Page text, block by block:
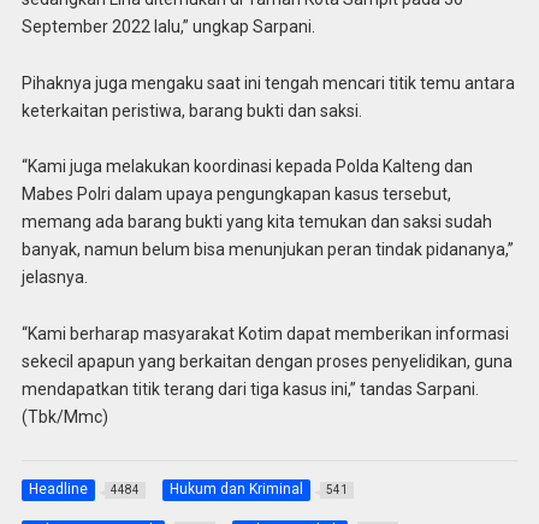
September 2022 lalu,” ungkap Sarpani.
Pihaknya juga mengaku saat ini tengah mencari titik temu antara
keterkaitan peristiwa, barang bukti dan saksi.
“Kami juga melakukan koordinasi kepada Polda Kalteng dan
Mabes Polri dalam upaya pengungkapan kasus tersebut,
memang ada barang bukti yang kita temukan dan saksi sudah
banyak, namun belum bisa menunjukan peran tindak pidananya,”
jelasnya.
“Kami berharap masyarakat Kotim dapat memberikan informasi
sekecil apapun yang berkaitan dengan proses penyelidikan, guna
mendapatkan titik terang dari tiga kasus ini,” tandas Sarpani.
(Tbk/Mmc)
Headline 4484 Hukum dan Kriminal 541